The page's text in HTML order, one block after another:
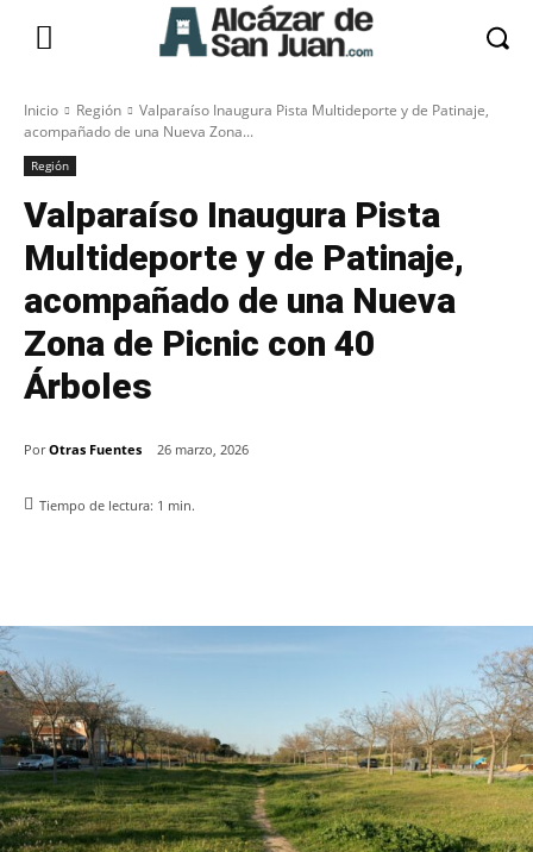
Inicio Región
Valparaíso Inaugura Pista Multideporte y de Patinaje,
acompañado de una Nueva Zona...
Región
Valparaíso Inaugura Pista
Multideporte y de Patinaje,
acompañado de una Nueva
Zona de Picnic con 40
Árboles
Por Otras Fuentes 26 marzo, 2026
Tiempo de lectura: 1 min.